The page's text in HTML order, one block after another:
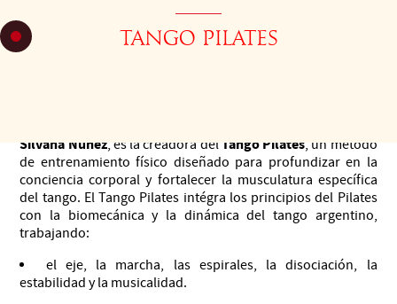
tango PILATES
Silvana Núñez, es la creadora del Tango Pilates, un método
de entrenamiento físico diseñado para profundizar en la
conciencia corporal y fortalecer la musculatura específica
del tango. El Tango Pilates intégra los principios del Pilates
con la biomecánica y la dinámica del tango argentino,
trabajando:
el eje, la marcha, las espirales, la disociación, la
estabilidad y la musicalidad.